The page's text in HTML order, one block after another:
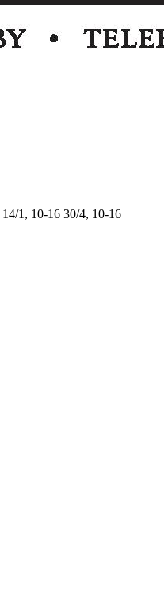
14/1, 10-16 30/4, 10-16